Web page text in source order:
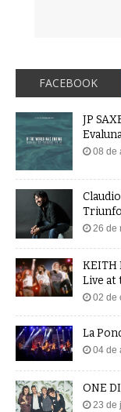
FACEBOOK
JP
08 de
26 de
KEITH
Live at
02 de
La
04 de
ONE
23 de